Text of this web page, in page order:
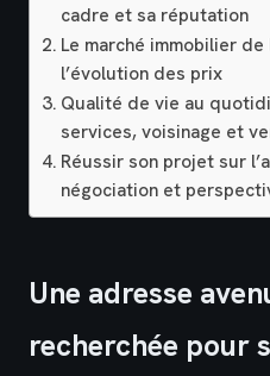
cadre et sa réputation
Le marché immobilier
l’évolution des prix
Qualité de vie au
services, voisinage et
Réussir son projet sur
négociation et
Une adresse
recherchée pour